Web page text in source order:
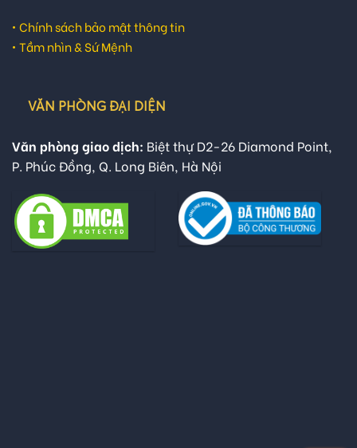
• Chính sách bảo mật thông tin
• Tầm nhìn & Sứ Mệnh
VĂN PHÒNG ĐẠI DIỆN
Văn phòng giao dịch: Biệt thự D2-26 Diamond Point,
P. Phúc Đồng, Q. Long Biên, Hà Nội